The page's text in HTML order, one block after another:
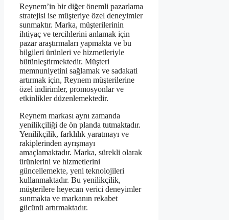
Reynem’in bir diğer önemli pazarlama
stratejisi ise müşteriye özel deneyimler
sunmaktır. Marka, müşterilerinin
ihtiyaç ve tercihlerini anlamak için
pazar araştırmaları yapmakta ve bu
bilgileri ürünleri ve hizmetleriyle
bütünleştirmektedir. Müşteri
memnuniyetini sağlamak ve sadakati
artırmak için, Reynem müşterilerine
özel indirimler, promosyonlar ve
etkinlikler düzenlemektedir.
Reynem markası aynı zamanda
yenilikçiliği de ön planda tutmaktadır.
Yenilikçilik, farklılık yaratmayı ve
rakiplerinden ayrışmayı
amaçlamaktadır. Marka, sürekli olarak
ürünlerini ve hizmetlerini
güncellemekte, yeni teknolojileri
kullanmaktadır. Bu yenilikçilik,
müşterilere heyecan verici deneyimler
sunmakta ve markanın rekabet
gücünü artırmaktadır.